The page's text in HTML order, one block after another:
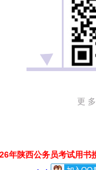
更
年陕西公务员考试用书